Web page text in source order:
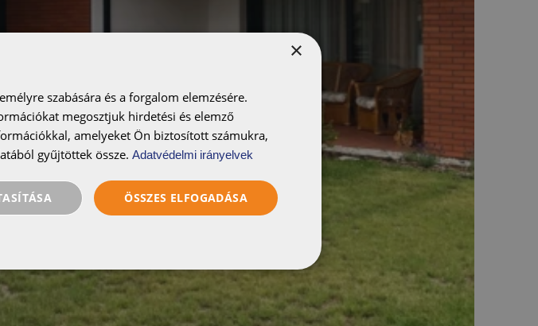
×
szabására és a forgalom elemzésére.
megosztjuk hirdetési és elemző
amelyeket Ön biztosított számukra,
gyűjtöttek össze. Adatvédelmi irányelvek
ÖSSZES ELFOGADÁSA